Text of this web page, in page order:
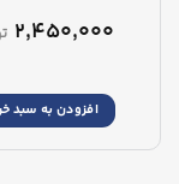
۲,۴۵۰,۰۰۰
افزودن به سبد